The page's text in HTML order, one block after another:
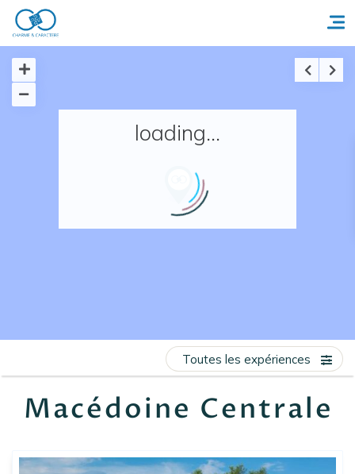
Accueil
Nos adresses en France
loading...
Macédoine Centrale
Toutes les expériences